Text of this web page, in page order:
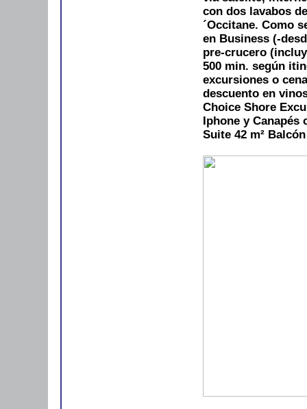
con dos lavabos
´Occitane. Como
en Business (-
pre-crucero
500 min. según
excursiones o
descuento en
Choice Shore
Iphone y Canapés
Suite 42 m² Balcón